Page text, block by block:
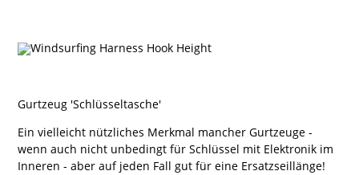
Gurtzeug 'Schlüsseltasche'
Ein vielleicht nützliches Merkmal mancher Gurtzeuge -
wenn auch nicht unbedingt für Schlüssel mit Elektronik im
Inneren - aber auf jeden Fall gut für eine Ersatzseillänge!